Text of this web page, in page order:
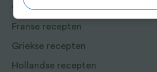
Chinese recepten
Franse recepten
Griekse recepten
Hollandse recepten